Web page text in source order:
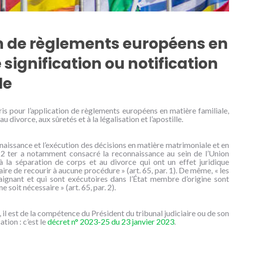
règlements européens en
signification ou notification
pour l’application de règlements européens en matière familiale,
divorce, aux sûretés et à la légalisation et l’apostille.
et l’exécution des décisions en matière matrimoniale et en
ter a notamment consacré la reconnaissance au sein de l’Union
la séparation de corps et au divorce qui ont un effet juridique
de recourir à aucune procédure » (art. 65, par. 1). De même, « les
et qui sont exécutoires dans l’État membre d’origine sont
soit nécessaire » (art. 65, par. 2).
de la compétence du Président du tribunal judiciaire ou de son
: c’est ledécret n° 2023-25 du 23 janvier 2023.